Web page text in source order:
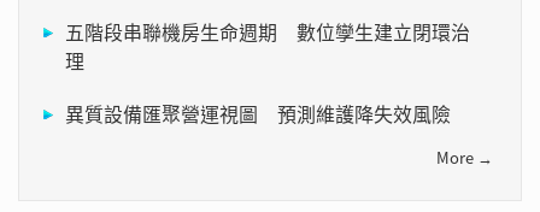
五階段串聯機房生命週期 數位孿生建立閉環治
理
異質設備匯聚營運視圖 預測維護降失效風險
More →